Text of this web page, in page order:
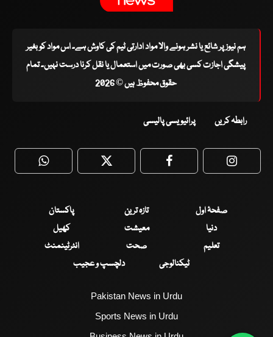
ہم نیوز پر شائع یا نشر ہونے والا مواد ادارتی ٹیم کی کاوش ہے۔ اس مواد کو بغیر
پیشگی اجازت کسی بھی صورت میں استعمال یا نقل کرنا درست نہیں۔ تمام
حقوق محفوظ ہیں © 2026
رابطہ کریں پرائیویسی پالیسی
WhatsApp Twitter Facebook
صفحۂ اول تازہ ترین
پاکستان
دنیا
معیشت
کھیل
تعلیم
صحت
انٹرٹینمنٹ
ٹیکنالوجی
دلچسپ و عجیب
Pakistan News in Urdu
Sports News in Urdu